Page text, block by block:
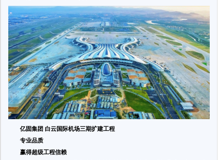
亿固集团 白云国际机场三期扩建工程
专业品质
赢得超级工程信赖